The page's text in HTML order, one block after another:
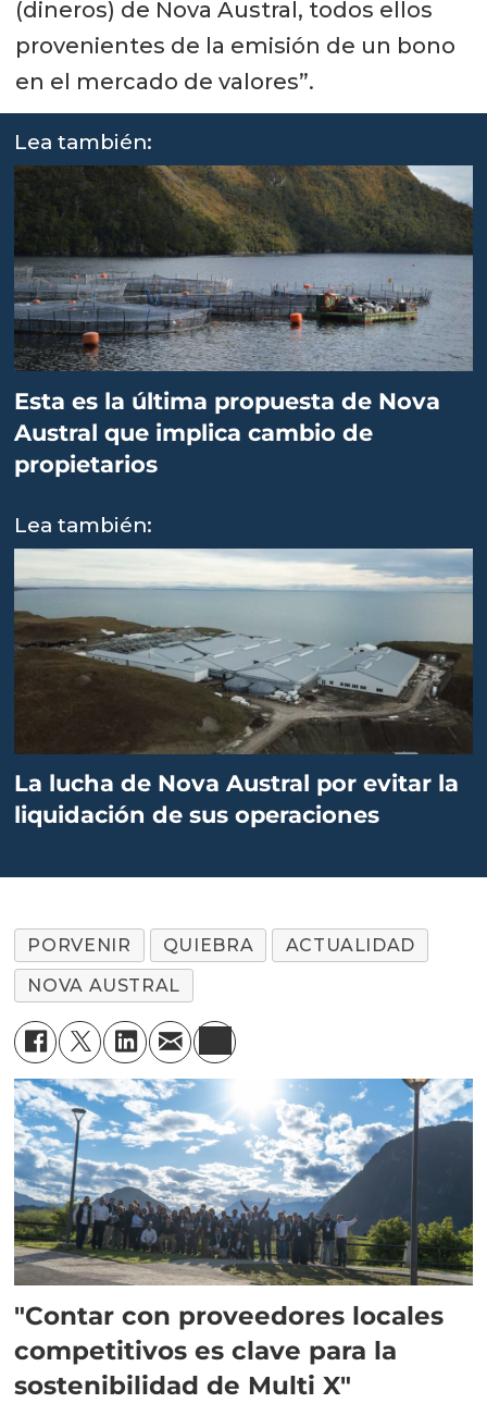
(dineros) de Nova Austral, todos ellos
provenientes de la emisión de un bono
en el mercado de valores”.
Lea también:
Esta es la última propuesta de Nova
Austral que implica cambio de
propietarios
Lea también:
La lucha de Nova Austral por evitar la
liquidación de sus operaciones
PORVENIR QUIEBRA
ACTUALIDAD
NOVA AUSTRAL
"Contar con proveedores locales
competitivos es clave para la
sostenibilidad de Multi X"